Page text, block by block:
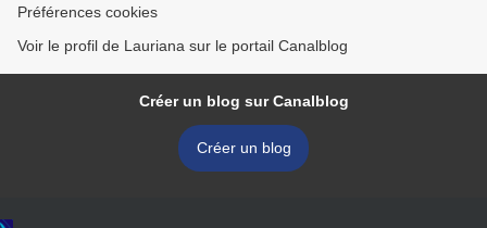
Préférences cookies
Voir le profil de Lauriana sur le portail Canalblog
Créer un blog sur Canalblog
Créer un blog